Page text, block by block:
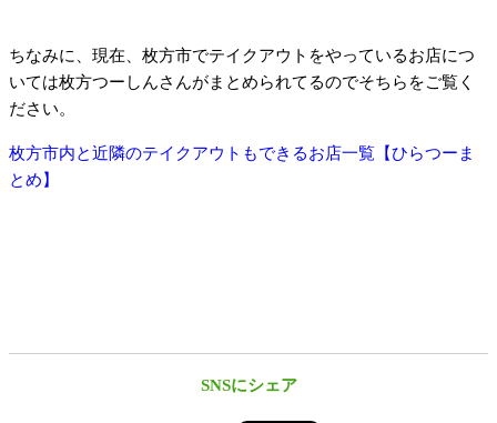
ちなみに、現在、枚方市でテイクアウトをやっているお店につ
いては枚方つーしんさんがまとめられてるのでそちらをご覧く
ださい。
枚方市内と近隣のテイクアウトもできるお店一覧【ひらつーま
とめ】
SNSにシェア